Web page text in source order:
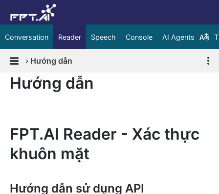
Conversation Reader Speech Console AI Agents
› Hướng dẫn
Hướng dẫn
FPT.AI Reader - Xác thực
khuôn mặt
Hướng dẫn sử dụng API